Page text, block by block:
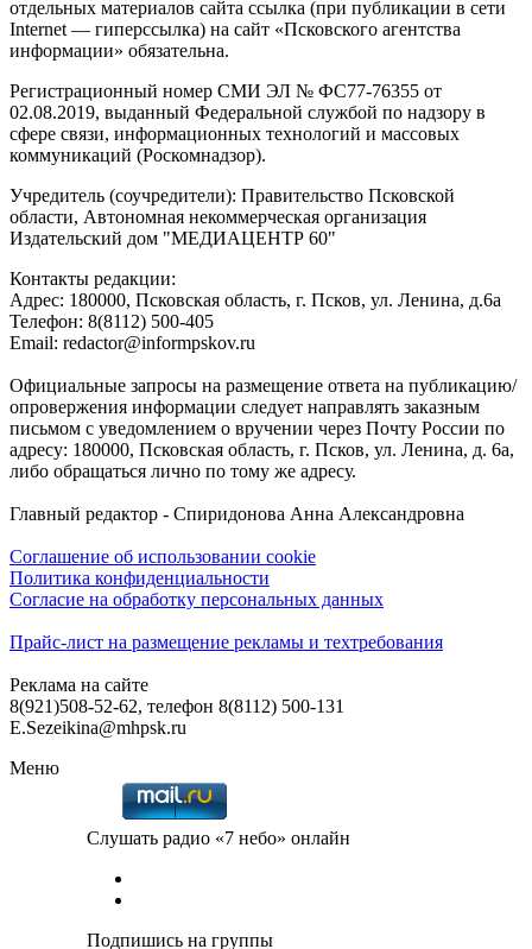
отдельных материалов сайта ссылка (при публикации в сети
Internet — гиперссылка) на сайт «Псковского агентства
информации» обязательна.
Регистрационный номер СМИ ЭЛ № ФС77-76355 от
02.08.2019, выданный Федеральной службой по надзору в
сфере связи, информационных технологий и массовых
коммуникаций (Роскомнадзор).
Учредитель (соучредители): Правительство Псковской
области, Автономная некоммерческая организация
Издательский дом "МЕДИАЦЕНТР 60"
Контакты редакции:
Адреc: 180000, Псковская область, г. Псков, ул. Ленина, д.6а
Телефон: 8(8112) 500-405
Email: redactor@informpskov.ru
Официальные запросы на размещение ответа на публикацию/
опровержения информации следует направлять заказным
письмом с уведомлением о вручении через Почту России по
адресу: 180000, Псковская область, г. Псков, ул. Ленина, д. 6а,
либо обращаться лично по тому же адресу.
Главный редактор - Спиридонова Анна Александровна
Соглашение об использовании cookie
Политика конфиденциальности
Согласие на обработку персональных данных
Прайс-лист на размещение рекламы и техтребования
Реклама на сайте
8(921)508-52-62, телефон 8(8112) 500-131
E.Sezeikina@mhpsk.ru
Меню
Слушать радио «7 небо» онлайн
Подпишись на группы